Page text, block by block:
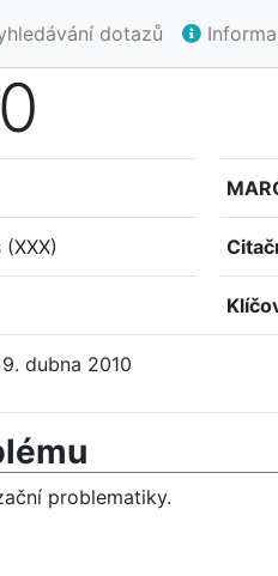
dotazů
9. dubna 2010
problematiky.